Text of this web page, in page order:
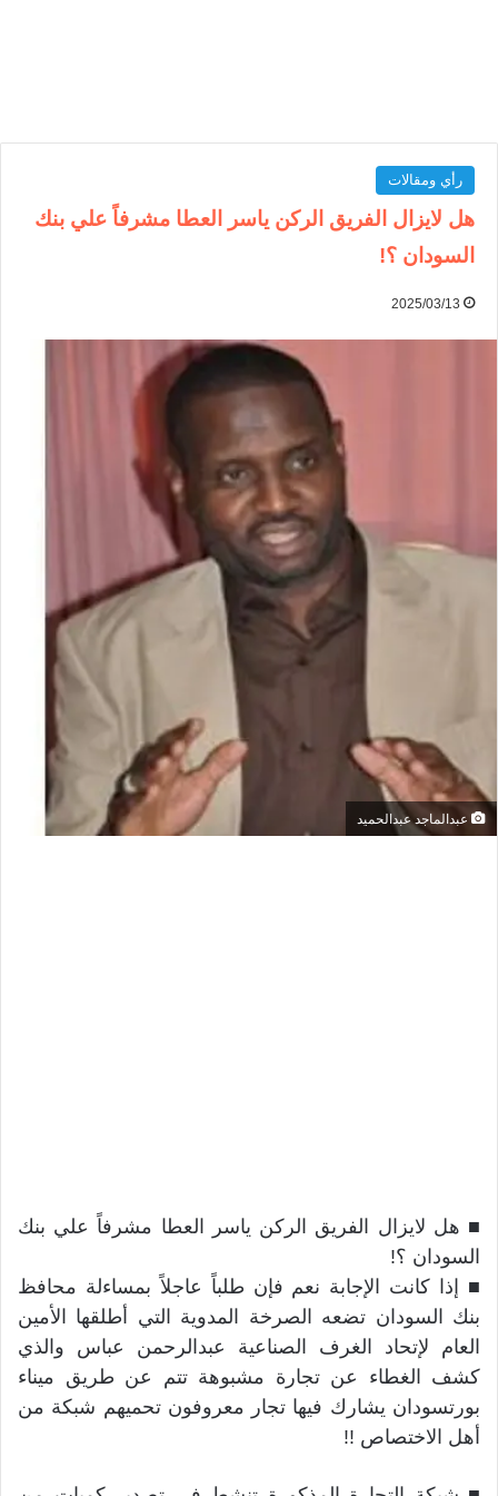
رأي ومقالات
هل لايزال الفريق الركن ياسر العطا مشرفاً علي بنك
السودان ؟!
2025/03/13
عبدالماجد عبدالحميد
■ هل لايزال الفريق الركن ياسر العطا مشرفاً علي بنك
السودان ؟!
■ إذا كانت الإجابة نعم فإن طلباً عاجلاً بمساءلة محافظ
بنك السودان تضعه الصرخة المدوية التي أطلقها الأمين
العام لإتحاد الغرف الصناعية عبدالرحمن عباس والذي
كشف الغطاء عن تجارة مشبوهة تتم عن طريق ميناء
بورتسودان يشارك فيها تجار معروفون تحميهم شبكة من
أهل الاختصاص !!